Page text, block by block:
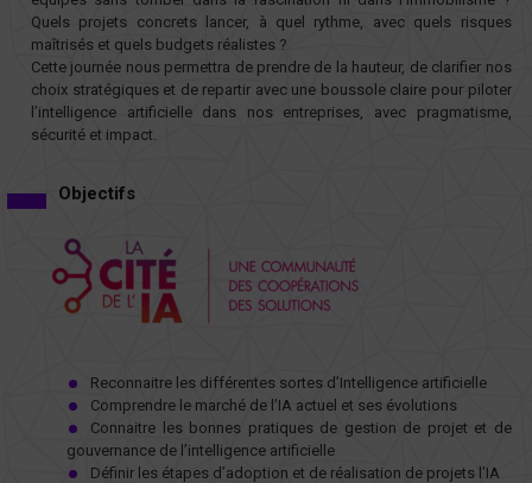
Quels projets concrets lancer, à quel rythme, avec quels risques
maîtrisés et quels budgets réalistes ?
Cette journée nous permettra de prendre de la hauteur, de clarifier nos
choix stratégiques et de repartir avec une boussole claire pour piloter
l’intelligence artificielle dans nos entreprises, avec pragmatisme,
sécurité et impact.
Objectifs
Reconnaitre les différentes sortes d’Intelligence artificielle
Comprendre le marché de l’IA actuel et ses évolutions
Connaitre les bonnes pratiques de gestion de projet et de
gouvernance de l’intelligence artificielle
Définir les étapes d’adoption et de réalisation de projets l’IA